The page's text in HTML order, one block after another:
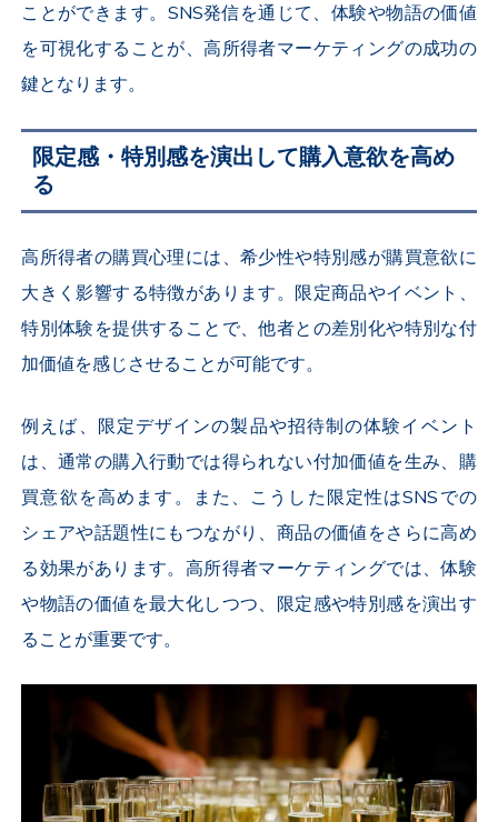
ことができます。SNS発信を通じて、体験や物語の価値
を可視化することが、高所得者マーケティングの成功の
鍵となります。
限定感・特別感を演出して購入意欲を高め
る
高所得者の購買心理には、希少性や特別感が購買意欲に
大きく影響する特徴があります。限定商品やイベント、
特別体験を提供することで、他者との差別化や特別な付
加価値を感じさせることが可能です。
例えば、限定デザインの製品や招待制の体験イベント
は、通常の購入行動では得られない付加価値を生み、購
買意欲を高めます。また、こうした限定性はSNSでの
シェアや話題性にもつながり、商品の価値をさらに高め
る効果があります。高所得者マーケティングでは、体験
や物語の価値を最大化しつつ、限定感や特別感を演出す
ることが重要です。